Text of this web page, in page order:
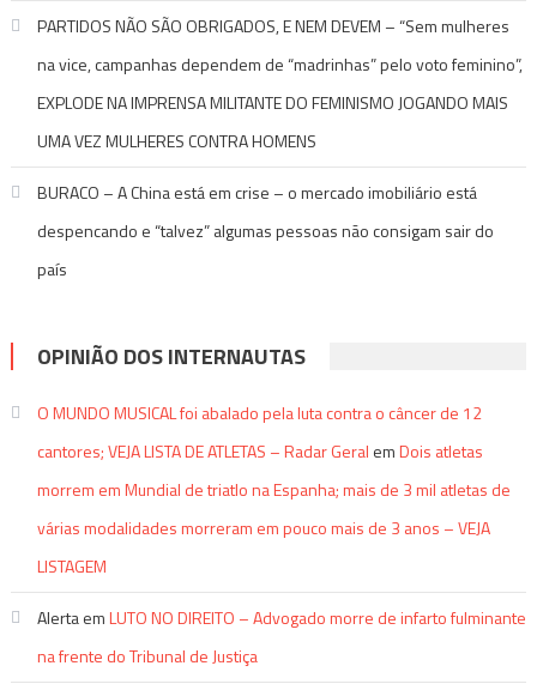
PARTIDOS NÃO SÃO OBRIGADOS, E NEM DEVEM – “Sem mulheres
na vice, campanhas dependem de “madrinhas” pelo voto feminino”,
EXPLODE NA IMPRENSA MILITANTE DO FEMINISMO JOGANDO MAIS
UMA VEZ MULHERES CONTRA HOMENS
BURACO – A China está em crise – o mercado imobiliário está
despencando e “talvez” algumas pessoas não consigam sair do
país
OPINIÃO DOS INTERNAUTAS
O MUNDO MUSICAL foi abalado pela luta contra o câncer de 12
cantores; VEJA LISTA DE ATLETAS – Radar Geral emDois atletas
morrem em Mundial de triatlo na Espanha; mais de 3 mil atletas de
várias modalidades morreram em pouco mais de 3 anos – VEJA
LISTAGEM
AlertaemLUTO NO DIREITO – Advogado morre de infarto fulminante
na frente do Tribunal de Justiça